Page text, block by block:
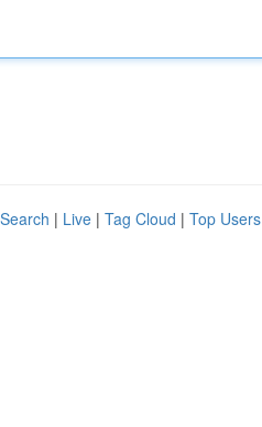
| Live | Tag Cloud | Top Users